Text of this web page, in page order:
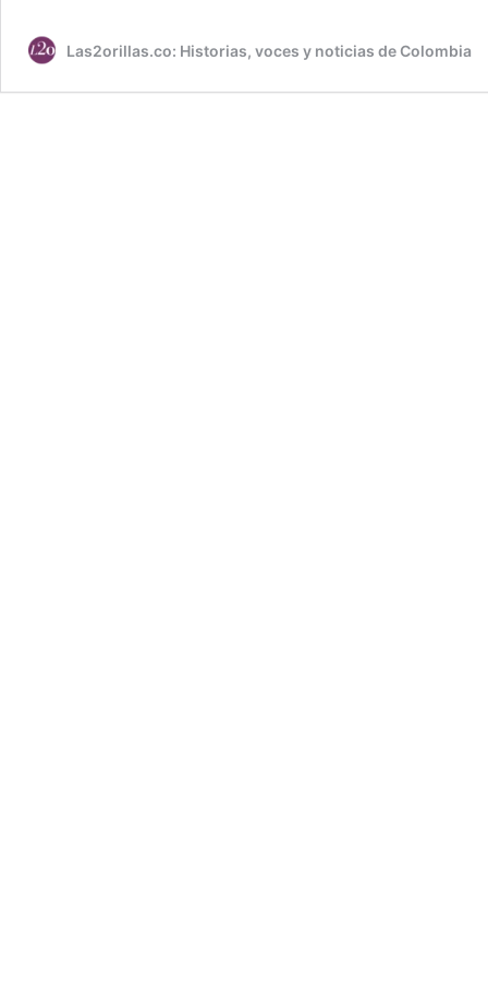
Las2orillas.co: Historias, voces y noticias de Colombia